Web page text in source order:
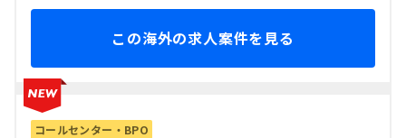
この海外の求人案件を見る
コールセンター・BPO